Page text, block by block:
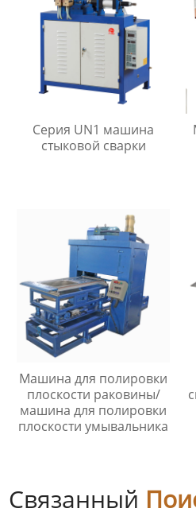
Серия UN1 машина
стыковой сварки
Машина для полировки
плоскости раковины/
машина для полировки
плоскости умывальника
Связанный